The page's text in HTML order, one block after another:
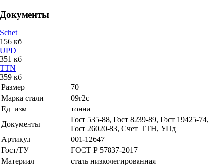
Документы
Schet
156 кб
UPD
351 кб
TTN
359 кб
Размер
70
Марка стали
09г2с
Ед. изм.
тонна
Документы
Гост 535-88, Гост 8239-89, Гост 19425-74,
Гост 26020-83, Счет, ТТН, УПд
Артикул
001-12647
Гост/ТУ
ГОСТ Р 57837-2017
Материал
сталь низколегированная